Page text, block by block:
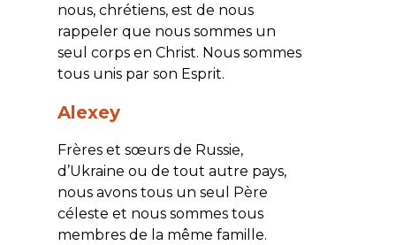
nous, chrétiens, est de nous
rappeler que nous sommes un
seul corps en Christ. Nous sommes
tous unis par son Esprit.
Alexey
Frères et sœurs de Russie,
d’Ukraine ou de tout autre pays,
nous avons tous un seul Père
céleste et nous sommes tous
membres de la même famille.